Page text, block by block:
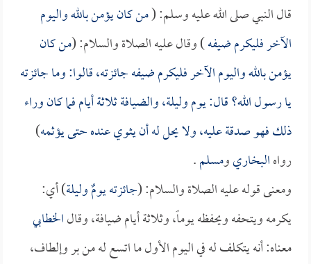
قال النبي صلى الله عليه وسلم: (من كان يؤمن بالله واليوم
الآخر فليكرم ضيفه) وقال عليه الصلاة والسلام: (من كان
يؤمن بالله واليوم الآخر فليكرم ضيفه جائزته، قالوا: وما جائزته
يا رسول الله؟ قال: يوم وليلة، والضيافة ثلاثة أيام فما كان وراء
ذلك فهو صدقة عليه، ولا يحل له أن يثوي عنده حتى يؤثمه)
رواهالبخاريومسلم.
ومعنى قوله عليه الصلاة والسلام: (جائزته يومٌ وليلة) أي:
يكرمه ويتحفه ويحفظه يوماً، وثلاثة أيام ضيافة، وقالالخطابي
معناه: أنه يتكلف له في اليوم الأول ما اتسع له من بر وإلطاف،